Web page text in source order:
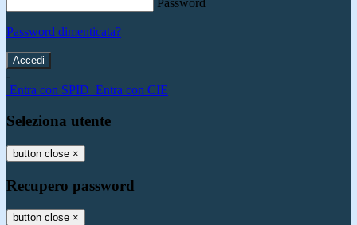
Password
Password dimenticata?
-
Entra con SPID Entra con CIE
Seleziona utente
button close ×
Recupero password
button close ×